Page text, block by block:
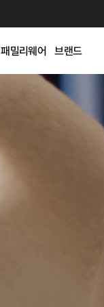
패밀리웨어 브랜드